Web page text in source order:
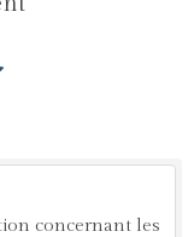
concernant les